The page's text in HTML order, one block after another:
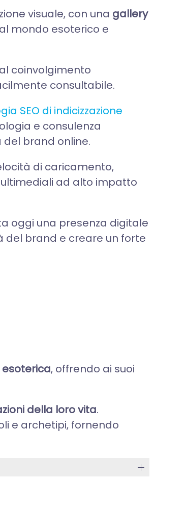
visuale, con una gallery
mondo esoterico e
coinvolgimento
consultabile.
SEO di indicizzazione
e consulenza
brand online.
di caricamento,
ad alto impatto
oggi una presenza digitale
del brand e creare un forte
, offrendo ai suoi
della loro vita.
e archetipi, fornendo